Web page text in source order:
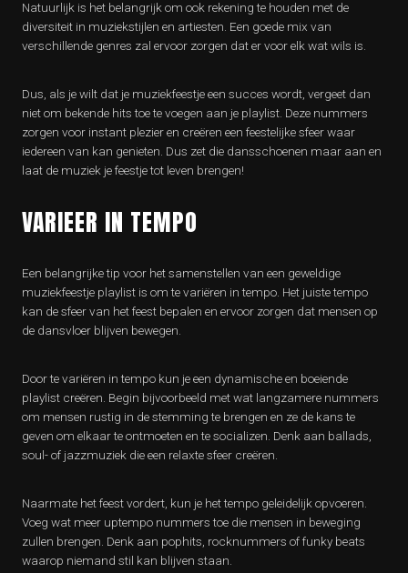
Natuurlijk is het belangrijk om ook rekening te houden met de
diversiteit in muziekstijlen en artiesten. Een goede mix van
verschillende genres zal ervoor zorgen dat er voor elk wat wils is.
Dus, als je wilt dat je muziekfeestje een succes wordt, vergeet dan
niet om bekende hits toe te voegen aan je playlist. Deze nummers
zorgen voor instant plezier en creëren een feestelijke sfeer waar
iedereen van kan genieten. Dus zet die dansschoenen maar aan en
laat de muziek je feestje tot leven brengen!
VARIEER IN TEMPO
Een belangrijke tip voor het samenstellen van een geweldige
muziekfeestje playlist is om te variëren in tempo. Het juiste tempo
kan de sfeer van het feest bepalen en ervoor zorgen dat mensen op
de dansvloer blijven bewegen.
Door te variëren in tempo kun je een dynamische en boeiende
playlist creëren. Begin bijvoorbeeld met wat langzamere nummers
om mensen rustig in de stemming te brengen en ze de kans te
geven om elkaar te ontmoeten en te socializen. Denk aan ballads,
soul- of jazzmuziek die een relaxte sfeer creëren.
Naarmate het feest vordert, kun je het tempo geleidelijk opvoeren.
Voeg wat meer uptempo nummers toe die mensen in beweging
zullen brengen. Denk aan pophits, rocknummers of funky beats
waarop niemand stil kan blijven staan.